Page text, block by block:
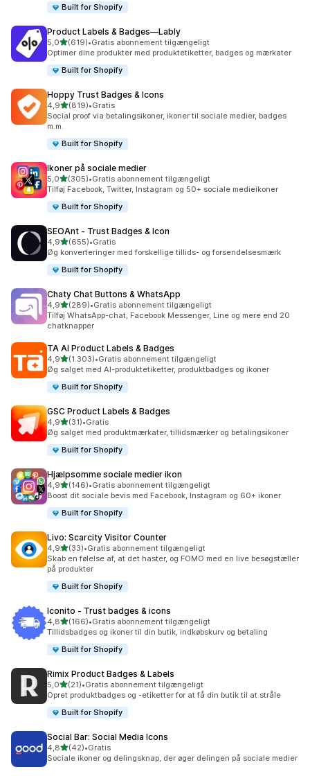
Built for Shopify
Product Labels & Badges—Lably
5,0ud af 5 stjerner
(619)
619 anmeldelser i alt
•Gratis abonnement tilgængeligt
Optimer dine produkter med produktetiketter, badges og mærkater
Built for Shopify
Hoppy Trust Badges & Icons
4,9ud af 5 stjerner
(819)
819 anmeldelser i alt
•Gratis
Social proof via betalingsikoner, ikoner til sociale medier, badges
m.m.
Built for Shopify
Ikoner på sociale medier
5,0ud af 5 stjerner
(305)
305 anmeldelser i alt
•Gratis abonnement tilgængeligt
Tilføj Facebook, Twitter, Instagram og 50+ sociale medieikoner
Built for Shopify
SEOAnt ‑ Trust Badges & Icon
4,9ud af 5 stjerner
(655)
655 anmeldelser i alt
•Gratis
Øg konverteringer med forskellige tillids- og forsendelsesmærk
Built for Shopify
Chaty Chat Buttons & WhatsApp
4,9ud af 5 stjerner
(289)
289 anmeldelser i alt
•Gratis abonnement tilgængeligt
Tilføj WhatsApp-chat, Facebook Messenger, Line og mere end 20
chatknapper
TA AI Product Labels & Badges
4,9ud af 5 stjerner
(1.303)
1303 anmeldelser i alt
•Gratis abonnement tilgængeligt
Øg salget med AI-produktetiketter, produktbadges og ikoner
Built for Shopify
GSC Product Labels & Badges
4,9ud af 5 stjerner
(31)
31 anmeldelser i alt
•Gratis
Øg salget med produktmærkater, tillidsmærker og betalingsikoner
Built for Shopify
Hjælpsomme sociale medier ikon
4,9ud af 5 stjerner
(146)
146 anmeldelser i alt
•Gratis abonnement tilgængeligt
Boost dit sociale bevis med Facebook, Instagram og 60+ ikoner
Built for Shopify
Livo: Scarcity Visitor Counter
4,9ud af 5 stjerner
(33)
33 anmeldelser i alt
•Gratis abonnement tilgængeligt
Skab en følelse af, at det haster, og FOMO med en live besøgstæller
på produkter
Built for Shopify
Iconito ‑ Trust badges & icons
4,8ud af 5 stjerner
(166)
166 anmeldelser i alt
•Gratis abonnement tilgængeligt
Tillidsbadges og ikoner til din butik, indkøbskurv og betaling
Built for Shopify
Rimix Product Badges & Labels
5,0ud af 5 stjerner
(21)
21 anmeldelser i alt
•Gratis abonnement tilgængeligt
Opret produktbadges og -etiketter for at få din butik til at stråle
Built for Shopify
Social Bar: Social Media Icons
4,8ud af 5 stjerner
(42)
42 anmeldelser i alt
•Gratis
Sociale ikoner og delingsknap, der øger delingen på sociale medier